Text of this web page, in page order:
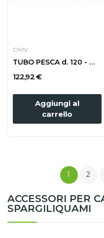
ACCESSORI PER
SPARGILIQUAMI
OMV
TUBO PESCA d. 120 - m 3
122,92 €
Aggiungi al
carrello
1 2